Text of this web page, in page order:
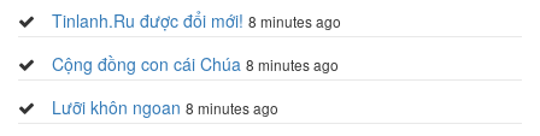
Tinlanh.Ru được đổi mới! 8 minutes ago
Cộng đồng con cái Chúa 8 minutes ago
Lưỡi khôn ngoan 8 minutes ago